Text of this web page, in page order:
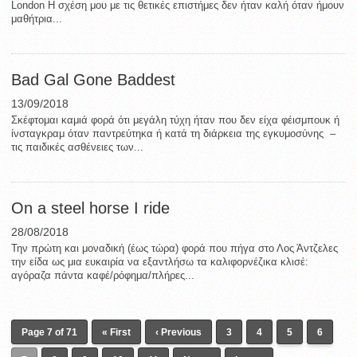
London Η σχέση μου με τις θετικές επιστήμες δεν ήταν καλή όταν ήμουν
μαθήτρια...
Bad Gal Gone Baddest
13/09/2018
Σκέφτομαι καμιά φορά ότι μεγάλη τύχη ήταν που δεν είχα φέισμπουκ ή
ίνσταγκραμ όταν παντρεύτηκα ή κατά τη διάρκεια της εγκυμοσύνης –
τις παιδικές ασθένειες των...
On a steel horse I ride
28/08/2018
Την πρώτη και μοναδική (έως τώρα) φορά που πήγα στο Λος Άντζελες
την είδα ως μια ευκαιρία να εξαντλήσω τα καλιφορνέζικα κλισέ:
αγόραζα πάντα καφέ/ρόφημα/πλήρες...
Page 7 of 71 « First ‹ Previous 3 4 5 6